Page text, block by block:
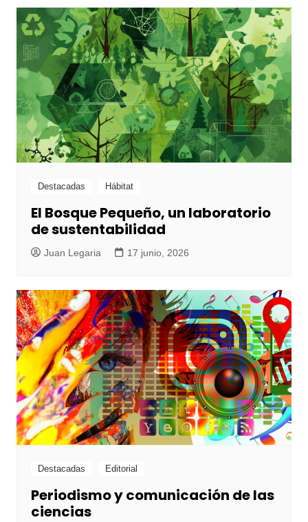
Destacadas Hábitat
El Bosque Pequeño, un laboratorio
de sustentabilidad
Juan Legaria 17 junio, 2026
Destacadas Editorial
Periodismo y comunicación de las
ciencias